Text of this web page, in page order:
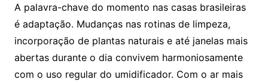
A palavra-chave do momento nas casas brasileiras
é adaptação. Mudanças nas rotinas de limpeza,
incorporação de plantas naturais e até janelas mais
abertas durante o dia convivem harmoniosamente
com o uso regular do umidificador. Com o ar mais